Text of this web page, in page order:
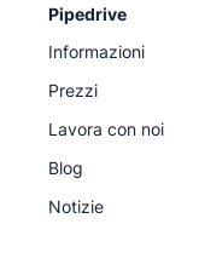
Pipedrive
Informazioni
Prezzi
Lavora con noi
Blog
Notizie